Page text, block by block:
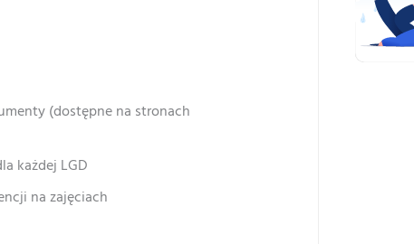
(dostępne na stronach
każdej LGD
na zajęciach